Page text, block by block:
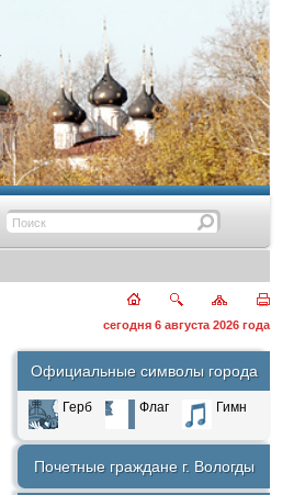
сегодня 6 августа 2026 года
Официальные символы города
Герб Флаг Гимн
Почетные граждане г. Вологды